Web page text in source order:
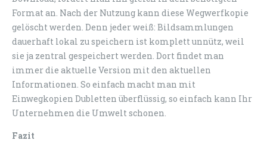
Format an. Nach der Nutzung kann diese Wegwerfkopie
gelöscht werden. Denn jeder weiß: Bildsammlungen
dauerhaft lokal zu speichern ist komplett unnütz, weil
sie ja zentral gespeichert werden. Dort findet man
immer die aktuelle Version mit den aktuellen
Informationen. So einfach macht man mit
Einwegkopien Dubletten überflüssig, so einfach kann Ihr
Unternehmen die Umwelt schonen.
Fazit